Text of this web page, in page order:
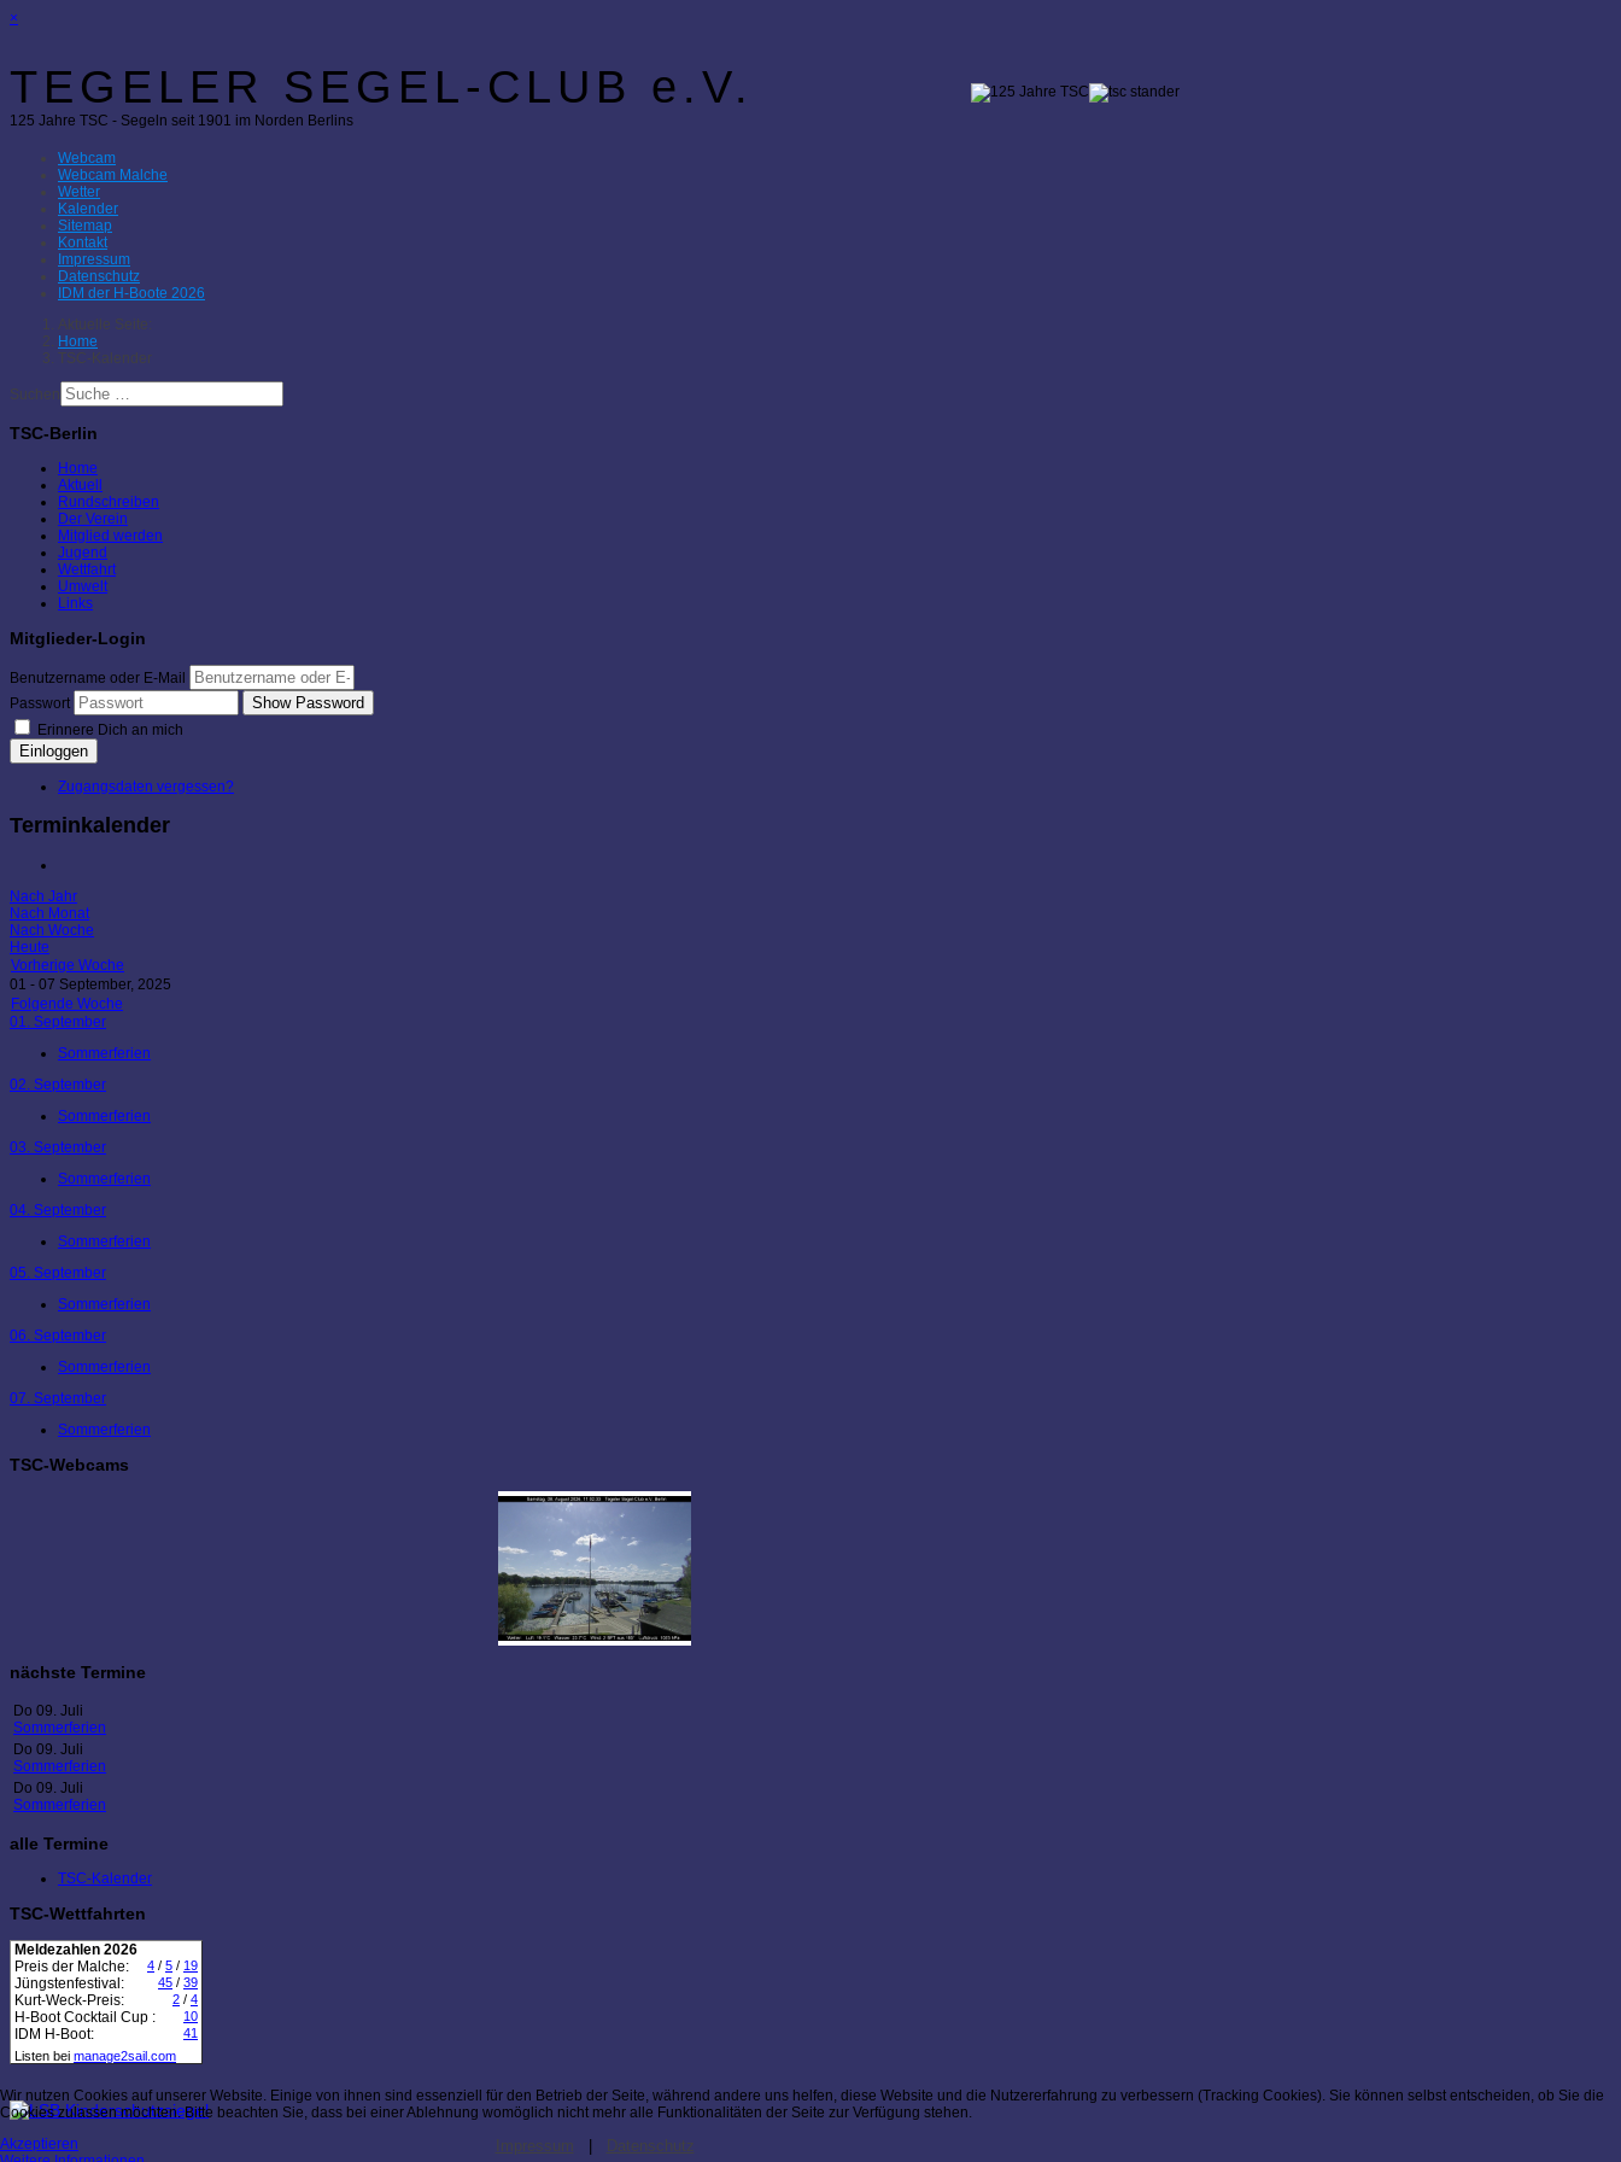
×
TEGELER SEGEL-CLUB e.V.
125 Jahre TSC - Segeln seit 1901 im Norden Berlins
Webcam
Webcam Malche
Wetter
Kalender
Sitemap
Kontakt
Impressum
Datenschutz
IDM der H-Boote 2026
Aktuelle Seite:
Home
TSC-Kalender
Suchen
TSC-Berlin
Home
Aktuell
Rundschreiben
Der Verein
Mitglied werden
Jugend
Wettfahrt
Umwelt
Links
Mitglieder-Login
Benutzername oder E-Mail
Passwort
Show Password
Erinnere Dich an mich
Einloggen
Zugangsdaten vergessen?
Terminkalender
Nach Jahr
Nach Monat
Nach Woche
Heute
Vorherige Woche
01 - 07 September, 2025
Folgende Woche
01. September
Sommerferien
02. September
Sommerferien
03. September
Sommerferien
04. September
Sommerferien
05. September
Sommerferien
06. September
Sommerferien
07. September
Sommerferien
TSC-Webcams
nächste Termine
Do 09. Juli
Sommerferien
Do 09. Juli
Sommerferien
Do 09. Juli
Sommerferien
alle Termine
TSC-Kalender
TSC-Wettfahrten
Meldezahlen 2026
Preis der Malche:
4 / 5 / 19
Jüngstenfestival: 45 / 39
Kurt-Weck-Preis: 2 / 4
H-Boot Cocktail Cup : 10
IDM H-Boot:
41
Listen bei manage2sail.com
Impressum Datenschutz
Wir nutzen Cookies auf unserer Website. Einige von ihnen sind essenziell für den Betrieb der Seite, während andere uns helfen, diese Website und die Nutzererfahrung zu verbessern (Tracking Cookies). Sie können selbst entscheiden, ob Sie die
Cookies zulassen möchten. Bitte beachten Sie, dass bei einer Ablehnung womöglich nicht mehr alle Funktionalitäten der Seite zur Verfügung stehen.
Akzeptieren